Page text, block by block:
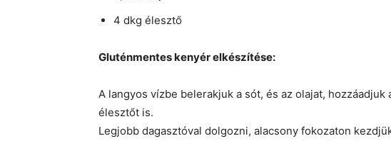
4 dkg élesztő
Gluténmentes kenyér elkészítése:
A langyos vízbe belerakjuk a sót, és az olajat,
élesztőt is.
Legjobb dagasztóval dolgozni, alacsony fokozaton